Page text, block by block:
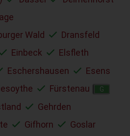
Wald
Dransfeld
Einbeck
Elsfleth
Eschershausen Esens
Fürstenau G
Gehrden
Gifhorn
Goslar